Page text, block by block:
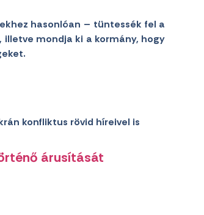
hasonlóan – tüntessék fel a
mondja ki a kormány, hogy
konfliktus rövid híreivel is
árusítását